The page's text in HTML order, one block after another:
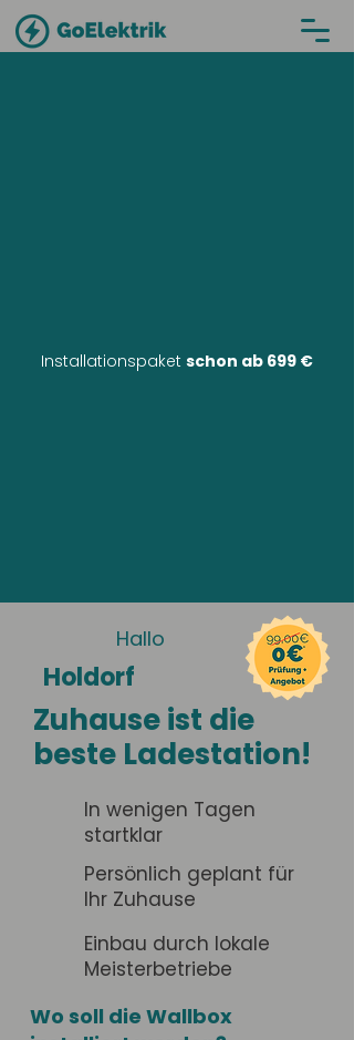
Installationspaket schon ab 699 €
Hallo
Holdorf
Zuhause ist die
beste Ladestation!
In wenigen Tagen
startklar
Persönlich geplant für
Ihr Zuhause
Einbau durch lokale
Meisterbetriebe
Wo soll die Wallbox